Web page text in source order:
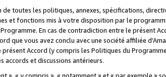
toutes les politiques, annexes, spécifications,
et fonctions mis à votre disposition par le
En cas de contradiction entre le présent
que vous avez conclu avec une société affiliée
Accord (y compris les Politiques du
accords et discussions antérieurs.